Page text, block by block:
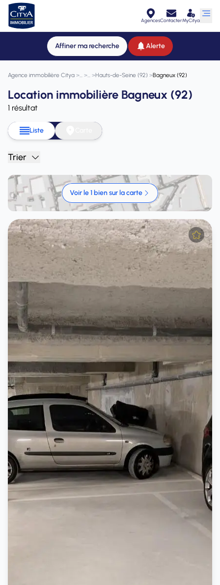
AgencesContacterMyCitya
Affiner ma recherche Alerte
Agence immobilière Citya > > >Hauts-de-Seine (92) >Bagneux (92)
Location immobilière Bagneux (92)
1 résultat
Liste
Trier
Voir le 1 bien sur la carte